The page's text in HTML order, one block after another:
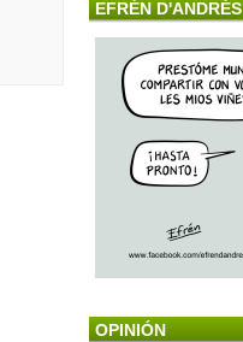
EFRÉN D'ANDRÉS
OPINIÓN